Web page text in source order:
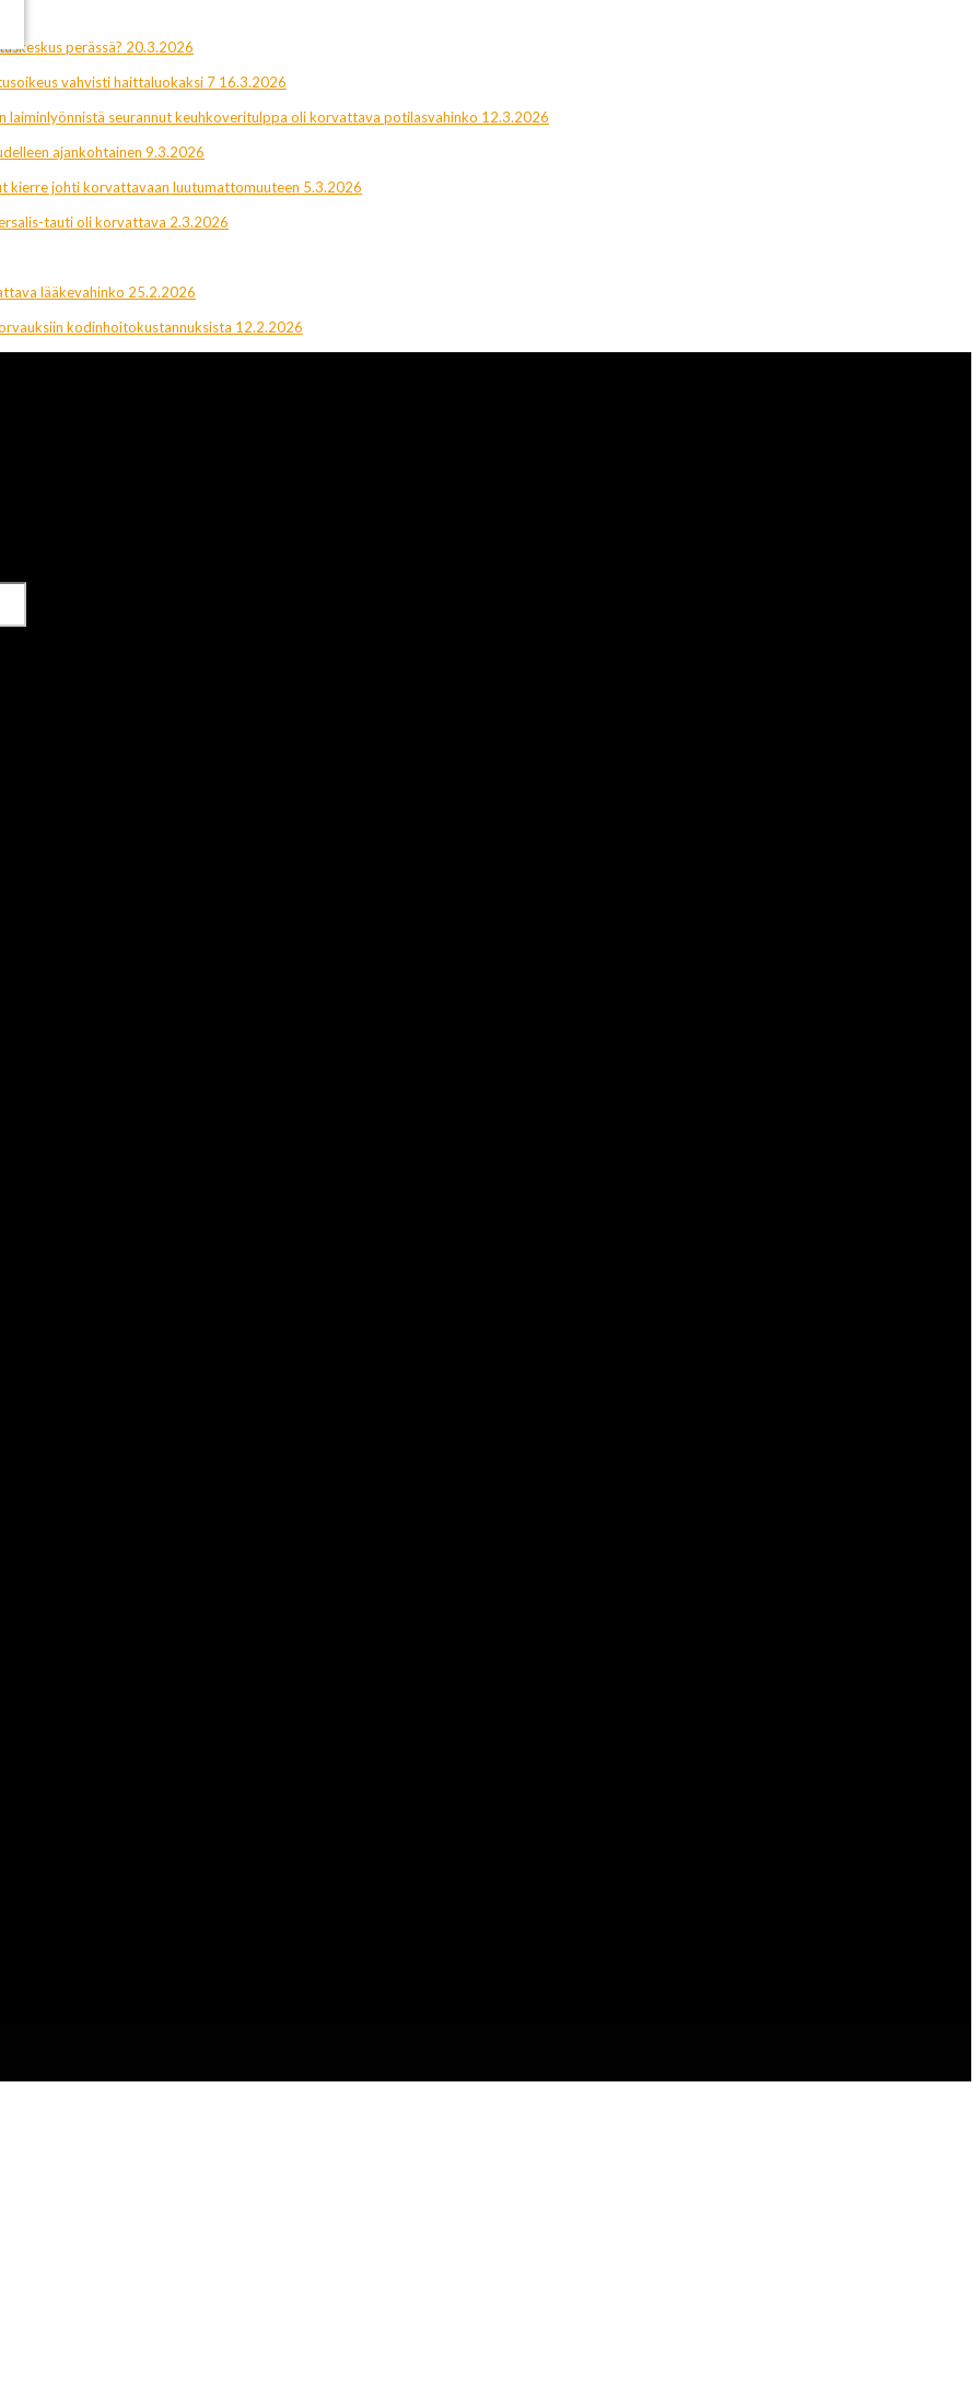
perässä? 20.3.2026
vahvisti haittaluokaksi 7 16.3.2026
seurannut keuhkoveritulppa oli korvattava potilasvahinko 12.3.2026
ajankohtainen 9.3.2026
kierre johti korvattavaan luutumattomuuteen 5.3.2026
tauti oli korvattava 2.3.2026
lääkevahinko 25.2.2026
kodinhoitokustannuksista 12.2.2026